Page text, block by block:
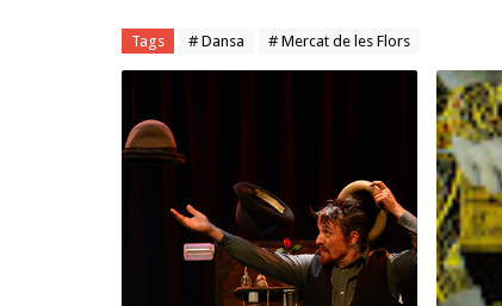
Tags # Dansa # Mercat de les Flors